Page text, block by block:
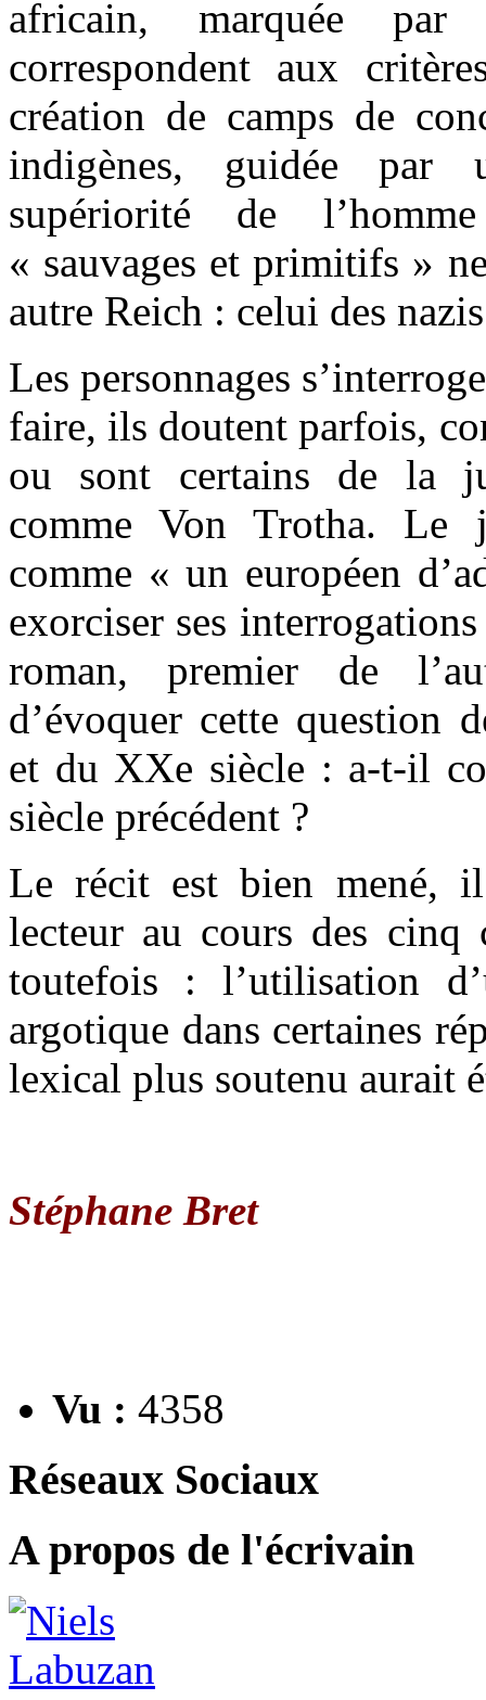
africain, marquée par
correspondent aux
création de camps de
indigènes, guidée
supériorité de
« sauvages et primitifs »
autre Reich : celui des
Les personnages
faire, ils doutent parfois,
ou sont certains de la
comme Von Trotha. Le
comme « un européen
exorciser ses
roman, premier de
d’évoquer cette question
et du XXe siècle : a-t-il
siècle précédent ?
Le récit est bien mené,
lecteur au cours des cinq
toutefois : l’utilisation
argotique dans certaines
lexical plus soutenu aurait
Stéphane Bret
Vu : 4358
Réseaux Sociaux
A propos de l'écrivain